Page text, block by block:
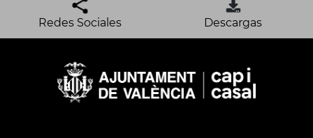
Redes Sociales Descargas